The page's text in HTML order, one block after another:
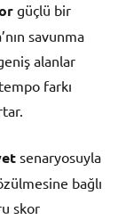
güçlü bir
savunma
alanlar
farkı
senaryosuyla
bağlı
skor